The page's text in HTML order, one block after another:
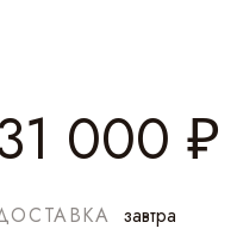
000 ₽
завтра